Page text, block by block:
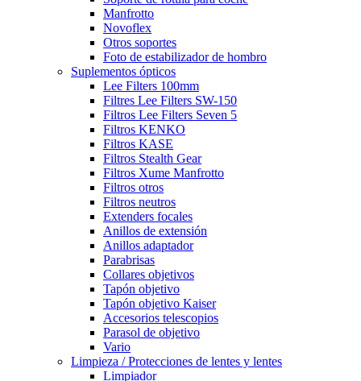
Manfrotto
Novoflex
Otros soportes
Foto de estabilizador de hombro
Suplementos ópticos
Lee Filters 100mm
Filtres Lee Filters SW-150
Filtros Lee Filters Seven 5
Filtros KENKO
Filtros KASE
Filtros Stealth Gear
Filtros Xume Manfrotto
Filtros otros
Filtros neutros
Extenders focales
Anillos de extensión
Anillos adaptador
Parabrisas
Collares objetivos
Tapón objetivo
Tapón objetivo Kaiser
Accesorios telescopios
Parasol de objetivo
Vario
Limpieza / Protecciones de lentes y lentes
Limpiador